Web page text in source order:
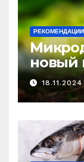
РЕКОМЕНДАЦИИ
новый
18.11.2024